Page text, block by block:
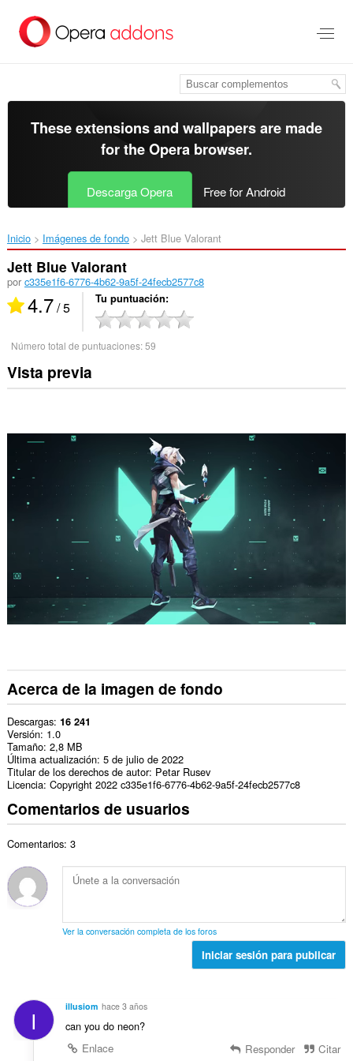
contenido
These extensions and wallpapers are made
for theOpera browser.
Descarga Opera Free for Android
Inicio Imágenes de fondo Jett Blue Valorant‎
Jett Blue Valorant
por c335e1f6-6776-4b62-9a5f-24fecb2577c8
4.7/ 5 Tu puntuación
Número total de puntuaciones:59
Vista previa
Acerca de la imagen de fondo
Descargas 16 241
Versión 1.0
Tamaño 2,8 MB
Última actualización 5 de julio de 2022
Titular de los derechos de autor Petar Rusev
Licencia Copyright 2022 c335e1f6-6776-4b62-9a5f-24fecb2577c8
Comentarios de usuarios
Comentarios: 3
Ver la conversación completa de los foros
Iniciar sesión para publicar
I illusiom hace 3 años
can you do neon?
Enlace
Responder Citar